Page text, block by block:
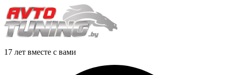
17 лет вместе с вами